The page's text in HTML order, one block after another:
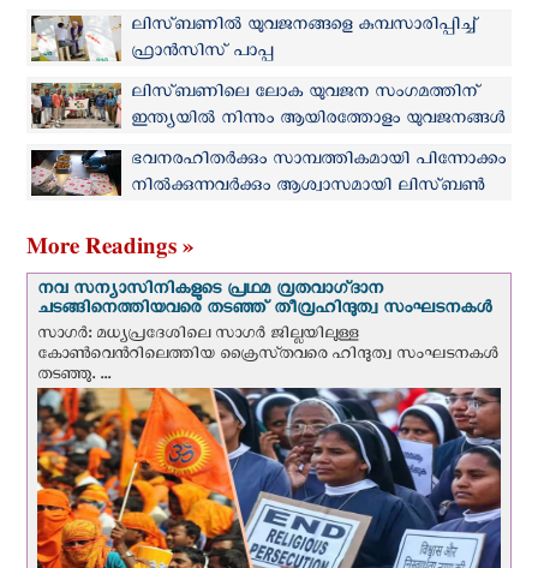
ലിസ്ബണില്‍ യുവജനങ്ങളെ കുമ്പസാരിപ്പിച്ച്
ഫ്രാന്‍സിസ് പാപ്പ
ലിസ്ബണിലെ ലോക യുവജന സംഗമത്തിന്
ഇന്ത്യയില്‍ നിന്നും ആയിരത്തോളം യുവജനങ്ങള്‍
ഭവനരഹിതർക്കും സാമ്പത്തികമായി പിന്നോക്കം
നിൽക്കുന്നവർക്കും ആശ്വാസമായി ലിസ്ബൺ
More Readings »
നവ സന്യാസിനികളുടെ പ്രഥമ വ്രതവാഗ്‌ദാന
ചടങ്ങിനെത്തിയവരെ തടഞ്ഞ് തീവ്രഹിന്ദുത്വ സംഘടനകള്‍
സാഗർ: മധ്യപ്രദേശിലെ സാഗർ ജില്ലയിലുള്ള
കോൺവെന്‍റിലെത്തിയ ക്രൈസ്‌തവരെ ഹിന്ദുത്വ സംഘടനകൾ
തടഞ്ഞു. ...